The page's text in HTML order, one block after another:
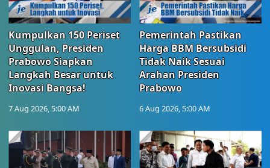
Kumpulkan 150 Periset
Unggulan, Presiden
Prabowo Siapkan
Langkah Besar untuk
Inovasi Bangsa!
7 Aug 2026, 5:00 AM
Pemerintah Pastikan
Harga BBM Bersubsidi
Tidak Naik Sesuai
Arahan Presiden
Prabowo
6 Aug 2026, 5:00 AM